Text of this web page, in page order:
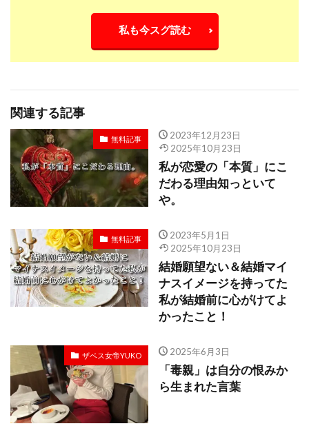
私も今スグ読む
関連する記事
無料記事
2023年12月23日
2025年10月23日
私が恋愛の「本質」にこ
だわる理由知っといて
や。
無料記事
2023年5月1日
2025年10月23日
結婚願望ない＆結婚マイ
ナスイメージを持ってた
私が結婚前に心がけてよ
かったこと！
ザベス女帝YUKO 2025年6月3日
「毒親」は自分の恨みか
ら生まれた言葉